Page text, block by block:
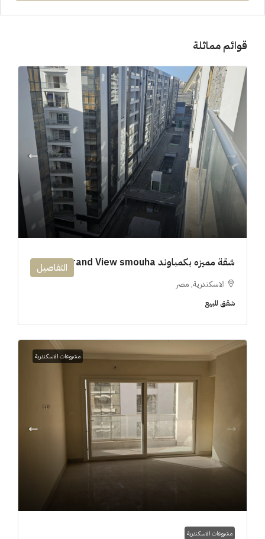
قوائم مماثلة
شقة مميزه بكمباوند 194m Grand View smouha
الاسكندرية, مصر
شقق للبيع
التفاصيل
مشروعات الاسكندرية
مشروعات الاسكندرية